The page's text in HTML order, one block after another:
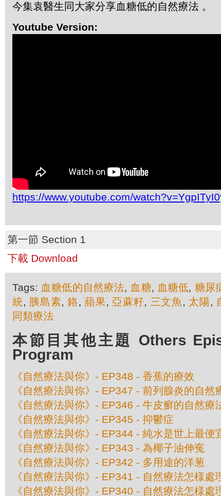
今集袁醫生同大家分享血糖低的自然療法 。
Youtube Version:
https://www.youtube.com/
第一節 Section 1
下載 Download
Tags: 血糖低的自然療法, 血糖, 血糖低, 糖尿
統, 胰島素, 鉻,蘋果,亞蔴籽, 三文魚 , 太陽,
同類療法
本節目其他主題 Others
Program
《自然療法與你》- EP348 - 香蕉的療效
《自然療法與你》- EP347 - 前列腺炎的自然
《自然療法與你》- EP346 - 牛皮癬的自然療
《自然療法與你》- EP345 - 抑鬱症
《自然療法與你》- EP344 - 純水是世上最便
《自然療法與你》- EP343 - 為椰子油伸寃
《自然療法與你》- EP342 - 多用途的洋葱
《自然療法與你》- EP341 - 自然療法怎様處
《自然療法與你》- EP340 - 自然療法怎様處